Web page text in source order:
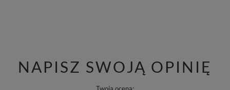
NAPISZ SWOJĄ OPINIĘ